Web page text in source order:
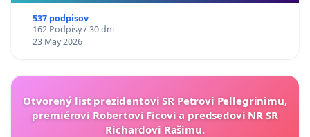
537 podpisov
162 Podpisy / 30 dni
23 May 2026
Otvorený list prezidentovi SR Petrovi Pellegrinimu,
premiérovi Robertovi Ficovi a predsedovi NR SR
Richardovi Rašimu.